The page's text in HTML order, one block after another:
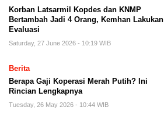
Korban Latsarmil Kopdes dan KNMP
Bertambah Jadi 4 Orang, Kemhan Lakukan
Evaluasi
Saturday, 27 June 2026 - 10:19 WIB
Berita
Berapa Gaji Koperasi Merah Putih? Ini
Rincian Lengkapnya
Tuesday, 26 May 2026 - 10:44 WIB